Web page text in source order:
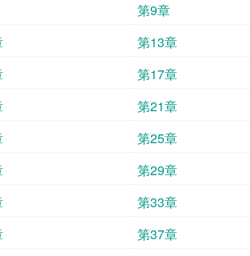
第9章
第13章
第17章
第21章
第25章
第29章
第33章
第37章